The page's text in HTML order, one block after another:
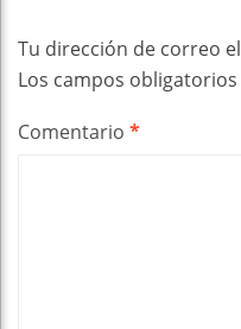
Tu dirección de correo
Los campos
Comentario *